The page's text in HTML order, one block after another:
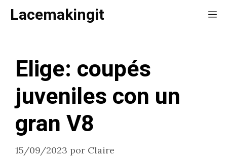
SaltarLacemakingit
Elige: coupés
juveniles con un
gran V8
15/09/2023 por Claire